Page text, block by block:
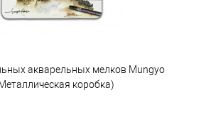
акварельных мелков Mungyo
коробка)